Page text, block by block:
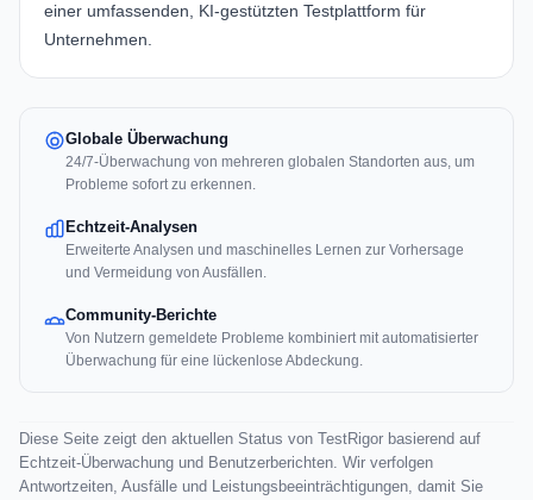
einer umfassenden, KI-gestützten Testplattform für
Unternehmen.
Globale Überwachung
24/7-Überwachung von mehreren globalen Standorten aus, um
Probleme sofort zu erkennen.
Echtzeit-Analysen
Erweiterte Analysen und maschinelles Lernen zur Vorhersage
und Vermeidung von Ausfällen.
Community-Berichte
Von Nutzern gemeldete Probleme kombiniert mit automatisierter
Überwachung für eine lückenlose Abdeckung.
Diese Seite zeigt den aktuellen Status von TestRigor basierend auf
Echtzeit-Überwachung und Benutzerberichten. Wir verfolgen
Antwortzeiten, Ausfälle und Leistungsbeeinträchtigungen, damit Sie